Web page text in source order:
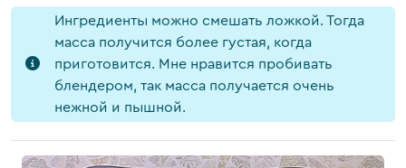
Ингредиенты можно смешать ложкой. Тогда
масса получится более густая, когда
приготовится. Мне нравится пробивать
блендером, так масса получается очень
нежной и пышной.